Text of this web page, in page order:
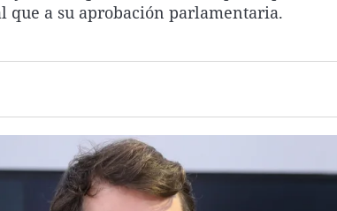
que a su aprobación parlamentaria.